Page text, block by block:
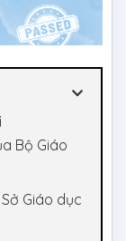
Bộ Giáo
Giáo dục